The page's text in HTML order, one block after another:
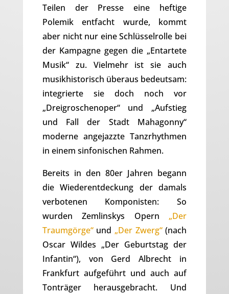
Teilen der Presse eine heftige
Polemik entfacht wurde, kommt
aber nicht nur eine Schlüsselrolle bei
der Kampagne gegen die „Entartete
Musik“ zu. Vielmehr ist sie auch
musikhistorisch überaus bedeutsam:
integrierte sie doch noch vor
„Dreigroschenoper“ und „Aufstieg
und Fall der Stadt Mahagonny“
moderne angejazzte Tanzrhythmen
in einem sinfonischen Rahmen.
Bereits in den 80er Jahren begann
die Wiederentdeckung der damals
verbotenen Komponisten: So
wurden Zemlinskys Opern „Der
Traumgörge“und „Der Zwerg“(nach
Oscar Wildes „Der Geburtstag der
Infantin“), von Gerd Albrecht in
Frankfurt aufgeführt und auch auf
Tonträger herausgebracht. Und